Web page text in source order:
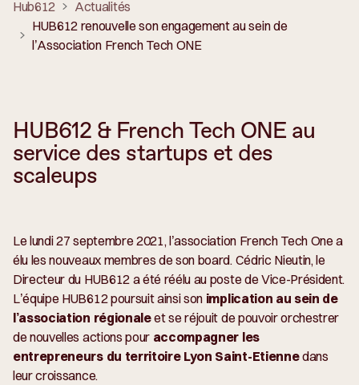
Hub612
Actualités
HUB612 renouvelle son engagement au sein de
l’Association French Tech ONE
HUB612 & French Tech ONE au
service des startups et des
scaleups
Le lundi 27 septembre 2021, l’association French Tech One a
élu les nouveaux membres de son board. Cédric Nieutin, le
Directeur du HUB612 a été réélu au poste de Vice-Président.
L’équipe HUB612 poursuit ainsi son implication au sein de
l’association régionaleet se réjouit de pouvoir orchestrer
de nouvelles actions pour accompagner les
entrepreneurs du territoire Lyon Saint-Etiennedans
leur croissance.